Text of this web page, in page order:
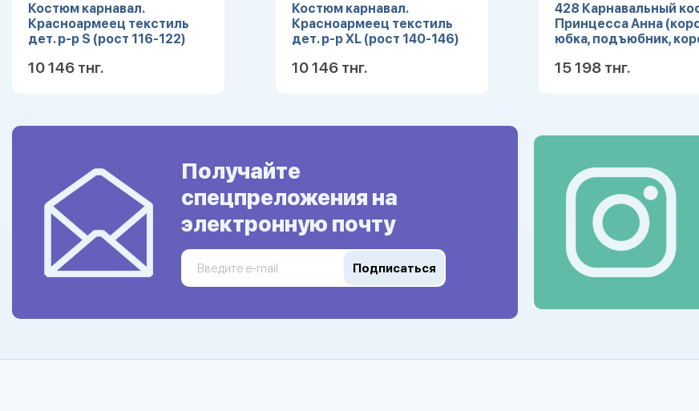
Костюм карнавал.
Красноармеец текстиль
дет. р-р S (рост 116-122)
10 146 тнг.
Костюм карнавал.
Красноармеец текстиль
дет. р-р XL (рост 140-146)
10 146 тнг.
428 Карнавальный
Принцесса Анна
юбка, подъюбник,
15 198 тнг.
Получайте
спецпреложения на
электронную почту
Подписаться